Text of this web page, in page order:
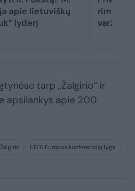
apie lietuviškų
lyderį
rimtas
varžovų
tarp „Žalgirio“ ir
apsilankys apie 200
UEFA Europos konferencijų lyga